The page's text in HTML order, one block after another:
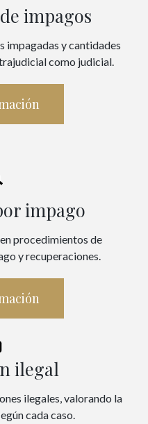
impagos
impagadas y cantidades
como judicial.
impago
procedimientos de
y recuperaciones.
ilegal
ilegales, valorando la
cada caso.